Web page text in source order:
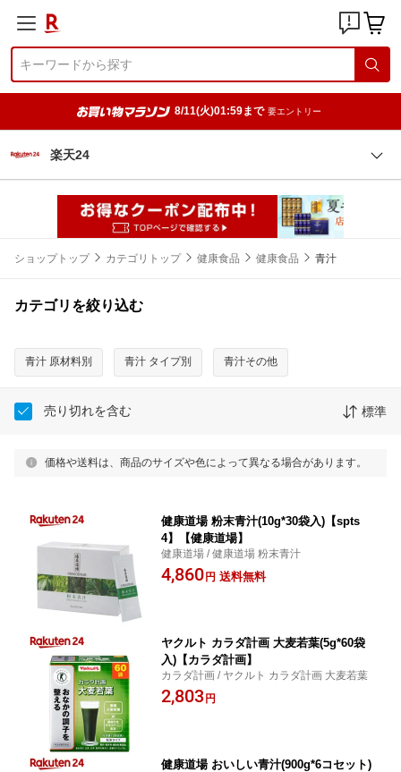
8/11(火)01:59まで 要エントリー
楽天24
ショップトップ カテゴリトップ 健康食品 健康食品 青汁
カテゴリを絞り込む
青汁 原材料別 青汁 タイプ別 青汁その他
売り切れを含む 標準
価格や送料は、商品のサイズや色によって異なる場合があります。
健康道場 粉末青汁(10g*30袋入)【spts
4】【健康道場】
健康道場 / 健康道場 粉末青汁
4,860 円 送料無料
ヤクルト カラダ計画 大麦若葉(5g*60袋
入)【カラダ計画】
カラダ計画 / ヤクルト カラダ計画 大麦若葉
2,803 円
健康道場 おいしい青汁(900g*6コセット)